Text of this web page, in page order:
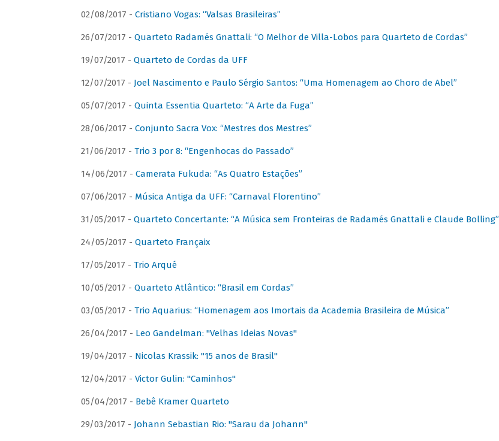
02/08/2017 - Cristiano Vogas: “Valsas Brasileiras”
26/07/2017 - Quarteto Radamés Gnattali: “O Melhor de Villa-Lobos para Quarteto de Cordas”
19/07/2017 - Quarteto de Cordas da UFF
12/07/2017 - Joel Nascimento e Paulo Sérgio Santos: “Uma Homenagem ao Choro de Abel”
05/07/2017 - Quinta Essentia Quarteto: “A Arte da Fuga”
28/06/2017 - Conjunto Sacra Vox: “Mestres dos Mestres”
21/06/2017 - Trio 3 por 8: “Engenhocas do Passado”
14/06/2017 - Camerata Fukuda: “As Quatro Estações”
07/06/2017 - Música Antiga da UFF: “Carnaval Florentino”
31/05/2017 - Quarteto Concertante: “A Música sem Fronteiras de Radamés Gnattali e Claude Bolling”
24/05/2017 - Quarteto Françaix
17/05/2017 - Trio Arqué
10/05/2017 - Quarteto Atlântico: “Brasil em Cordas”
03/05/2017 - Trio Aquarius: “Homenagem aos Imortais da Academia Brasileira de Música”
26/04/2017 - Leo Gandelman: "Velhas Ideias Novas"
19/04/2017 - Nicolas Krassik: "15 anos de Brasil"
12/04/2017 - Victor Gulin: "Caminhos"
05/04/2017 - Bebê Kramer Quarteto
29/03/2017 - Johann Sebastian Rio: "Sarau da Johann"